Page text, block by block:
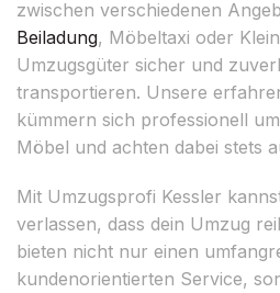
zwischen verschiedenen
Beiladung, Möbeltaxi oder
Umzugsgüter sicher und
transportieren. Unsere
kümmern sich professionell
Möbel und achten dabei stets
Mit Umzugsprofi Kessler
verlassen, dass dein Umzug
bieten nicht nur einen
kundenorientierten Service,